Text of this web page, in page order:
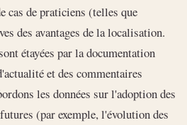
cas de praticiens (telles que
des avantages de la localisation.
étayées par la documentation
et des commentaires
les données sur l'adoption des
(par exemple, l'évolution des